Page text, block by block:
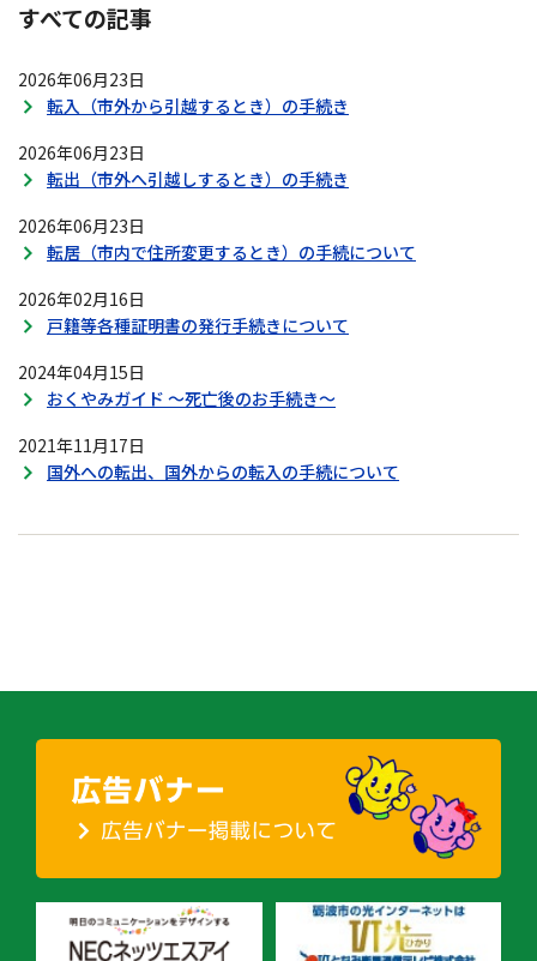
すべての記事
2026年06月23日
転入（市外から引越するとき）の手続き
2026年06月23日
転出（市外へ引越しするとき）の手続き
2026年06月23日
転居（市内で住所変更するとき）の手続について
2026年02月16日
戸籍等各種証明書の発行手続きについて
2024年04月15日
おくやみガイド ～死亡後のお手続き～
2021年11月17日
国外への転出、国外からの転入の手続について